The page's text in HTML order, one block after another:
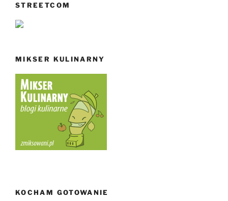
STREETCOM
MIKSER KULINARNY
KOCHAM GOTOWANIE